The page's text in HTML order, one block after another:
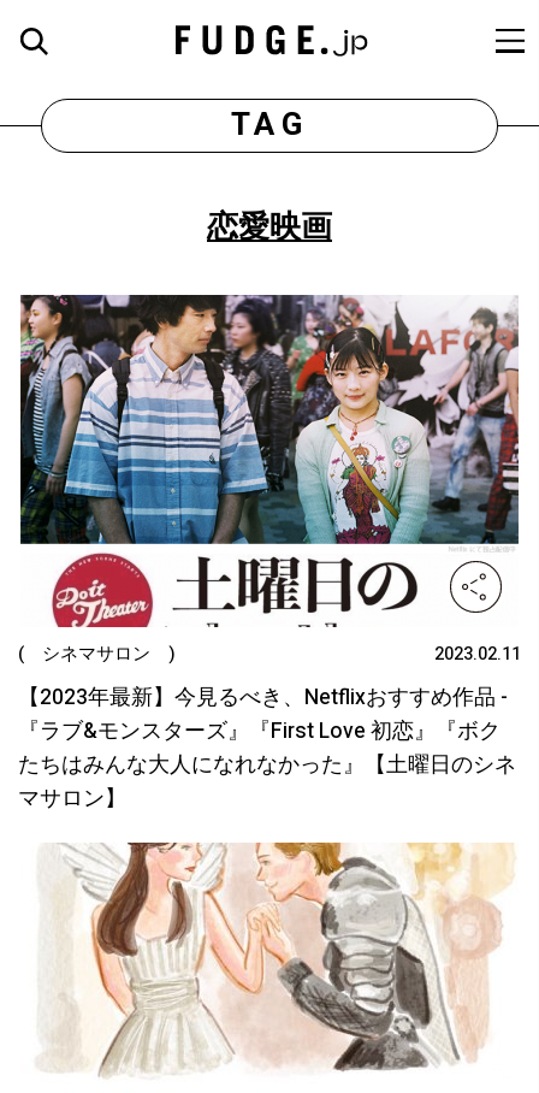
TAG
恋愛映画
( シネマサロン ) 2023.02.11
【2023年最新】今見るべき、Netflixおすすめ作品 -
『ラブ&モンスターズ』『First Love 初恋』『ボク
たちはみんな大人になれなかった』【土曜日のシネ
マサロン】